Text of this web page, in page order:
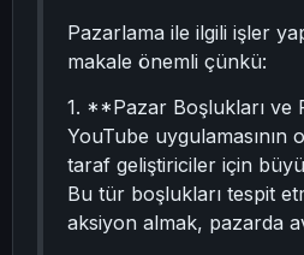
Pazarlama ile ilgili işler
makale önemli çünkü:
1. **Pazar Boşlukları ve
YouTube uygulamasının
taraf geliştiriciler için
Bu tür boşlukları tespit
aksiyon almak, pazarda